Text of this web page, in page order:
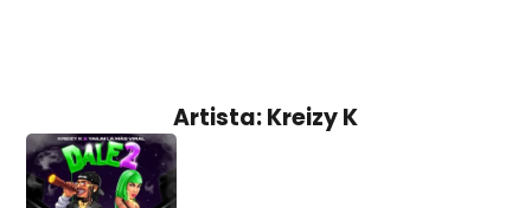
Artista: Kreizy K